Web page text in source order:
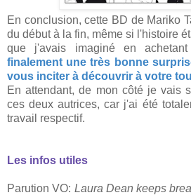
En conclusion, cette BD de Mariko
du début à la fin, même si l'histoire
que j'avais imaginé en
finalement une très bonne
vous inciter à découvrir à votre
En attendant, de mon côté je vais
ces deux autrices, car j'ai été
travail respectif.
Les infos utiles
Parution VO: Laura Dean keeps